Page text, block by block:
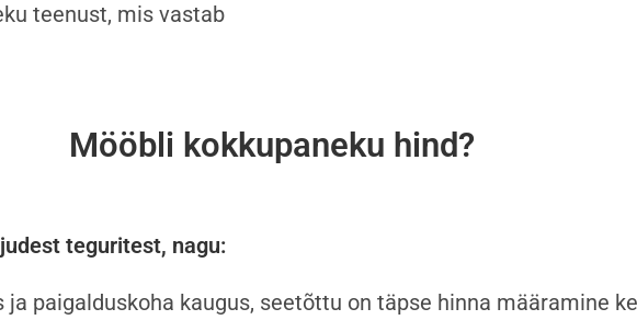
teenust, mis vastab
Mööbli kokkupaneku hind?
teguritest, nagu:
ja paigalduskoha kaugus, seetõttu on täpse hinna määramine